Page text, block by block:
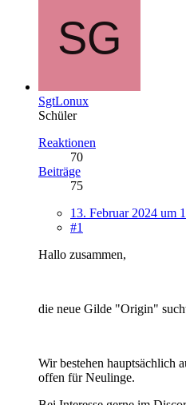
SgtLonux
Schüler
Reaktionen
70
Beiträge
75
13. Februar 2024 um
#1
Hallo zusammen,
die neue Gilde "Origin"
Wir bestehen hauptsächlich
offen für Neulinge.